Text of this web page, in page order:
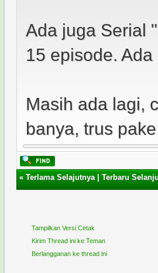
Ada juga Serial
15 episode.
Masih ada lagi,
banya, trus
«Terlama Selajutnya|Terbaru
Tampilkan Versi Cetak
Kirim Thread ini ke Teman
Berlangganan ke thread ini